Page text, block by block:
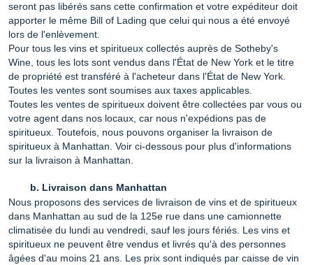
seront pas libérés sans cette confirmation et votre expéditeur doit
apporter le même Bill of Lading que celui qui nous a été envoyé
lors de l'enlèvement.
Pour tous les vins et spiritueux collectés auprès de Sotheby's
Wine, tous les lots sont vendus dans l'État de New York et le titre
de propriété est transféré à l'acheteur dans l'État de New York.
Toutes les ventes sont soumises aux taxes applicables.
Toutes les ventes de spiritueux doivent être collectées par vous ou
votre agent dans nos locaux, car nous n'expédions pas de
spiritueux. Toutefois, nous pouvons organiser la livraison de
spiritueux à Manhattan. Voir ci-dessous pour plus d'informations
sur la livraison à Manhattan.
Livraison dans Manhattan
Nous proposons des services de livraison de vins et de spiritueux
dans Manhattan au sud de la 125e rue dans une camionnette
climatisée du lundi au vendredi, sauf les jours fériés. Les vins et
spiritueux ne peuvent être vendus et livrés qu'à des personnes
âgées d'au moins 21 ans. Les prix sont indiqués par caisse de vin